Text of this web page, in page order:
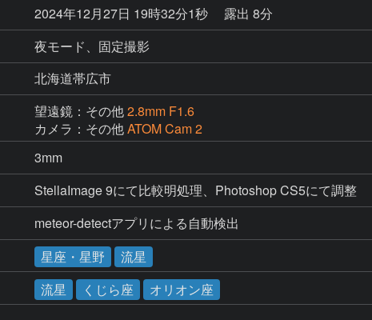
2024年12月27日 19時32分1秒
露出 8分
夜モード、固定撮影
北海道帯広市
望遠鏡：その他2.8mm F1.6
カメラ：その他ATOM Cam 2
3mm
StellaImage 9にて比較明処理、Photoshop CS5にて調整
meteor-detectアプリによる自動検出
星座・星野
流星
流星 くじら座 オリオン座